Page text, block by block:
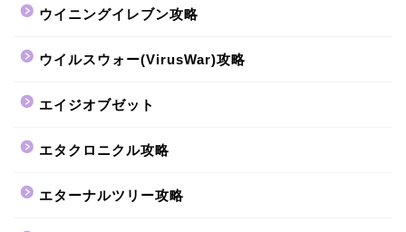
ウイニングイレブン攻略
ウイルスウォー(VirusWar)攻略
エイジオブゼット
エタクロニクル攻略
エターナルツリー攻略